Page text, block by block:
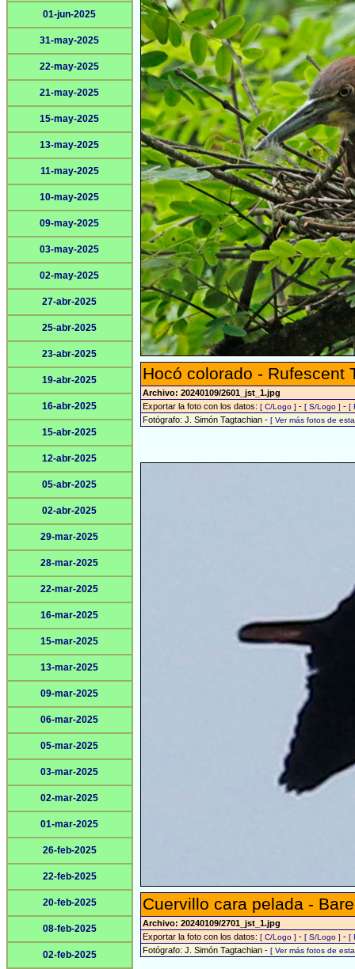
01-jun-2025
31-may-2025
22-may-2025
21-may-2025
15-may-2025
13-may-2025
11-may-2025
10-may-2025
09-may-2025
03-may-2025
02-may-2025
27-abr-2025
25-abr-2025
23-abr-2025
19-abr-2025
16-abr-2025
15-abr-2025
12-abr-2025
05-abr-2025
02-abr-2025
29-mar-2025
28-mar-2025
22-mar-2025
16-mar-2025
15-mar-2025
13-mar-2025
09-mar-2025
06-mar-2025
05-mar-2025
03-mar-2025
02-mar-2025
01-mar-2025
26-feb-2025
22-feb-2025
20-feb-2025
08-feb-2025
02-feb-2025
Hocó colorado - Rufescent
Archivo: 20240109/2601_jst_1.jpg
Exportar la foto con los datos: [ C/Logo ] - [ S/Logo ] - [
Fotógrafo: J. Simón Tagtachian - [ Ver más fotos de
Cuervillo cara pelada -
Archivo: 20240109/2701_jst_1.jpg
Exportar la foto con los datos: [ C/Logo ] - [ S/Logo ] - [
Fotógrafo: J. Simón Tagtachian - [ Ver más fotos de